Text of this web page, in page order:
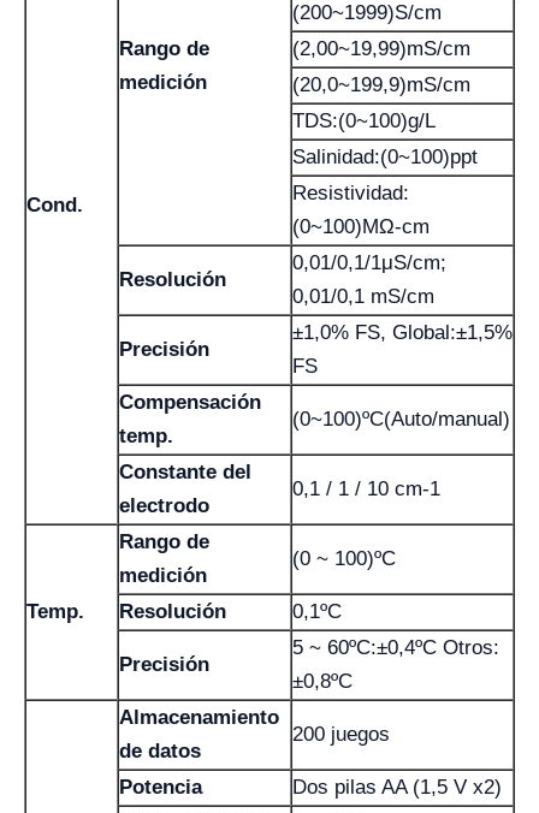
Cond.
Rango de
medición
(200~1999)S/cm
(2,00~19,99)mS/cm
(20,0~199,9)mS/cm
TDS:(0~100)g/L
Salinidad:(0~100)ppt
Resistividad:
(0~100)MΩ-cm
Resolución
0,01/0,1/1μS/cm;
0,01/0,1 mS/cm
Precisión
±1,0% FS, Global:±1,5%
FS
Compensación
temp.
(0~100)ºC(Auto/manual)
Constante del
electrodo
0,1 / 1 / 10 cm-1
Temp.
Rango de
medición
(0 ~ 100)ºC
Resolución 0,1ºC
Precisión
5 ~ 60ºC:±0,4ºC Otros:
±0,8ºC
Almacenamiento
de datos
200 juegos
Potencia
Dos pilas AA (1,5 V x2)